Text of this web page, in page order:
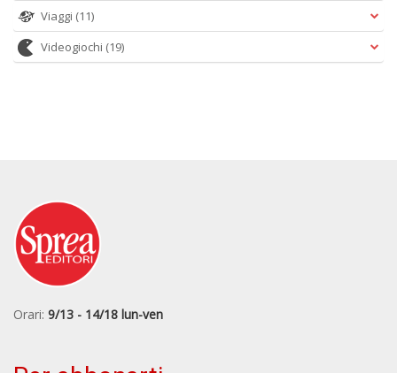
Viaggi (11)
Videogiochi (19)
Orari: 9/13 - 14/18 lun-ven